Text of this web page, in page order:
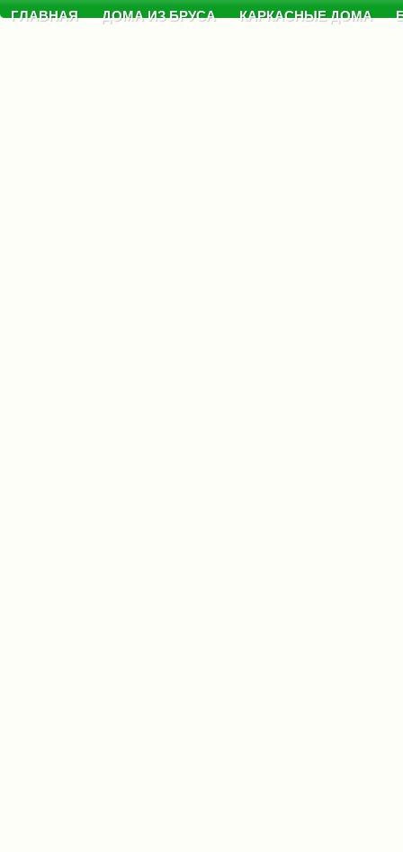
ГЛАВНАЯ
ДОМА ИЗ БРУСА КАРКАСНЫЕ ДОМА